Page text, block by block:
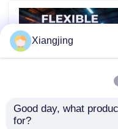
हमसे संपर्क करें
ब्लॉग
एक उद्धरण का अनुरोध करें
औद्योगिक रोबोट बांह
LINAK एलिवेट लिफ्टिंग
Xiangjing
Good day, what
for?